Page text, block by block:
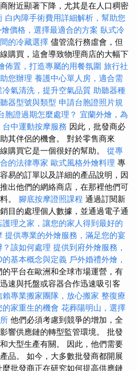
附近顯著下降，尤其是在人口稠密
白內障手術費用詳細解析，幫助您
價格，選擇最適合的方案 臥式冷
的冷藏選擇 儘管流行務虛會，但
購買，這會導致物理商店的大幅下
佈置，打造專屬的用餐氛圍 旅行社
您辦理 養護中心單人房，適合需
冷氣清洗，提升空氣品質 助聽器種
器型號與類型 申請台胞證照片規
胞證過期怎麼處理？ 宜蘭外燴，為
台中運動按摩服務 因此，批發商必
其伴侶的機會。 對於零售商來
購買它是一個很好的幫助。 從專
的法律專家 歐式風格外燴料理 專
易的訂單以及詳細的產品說明，因
出他們的網絡商店，在那裡他們可
。 腳底按摩證照課程 通過訂閱新
目的處理個人數據，並通過電子通
護理之家，讓您的家人得到最好的
提供專業的外燴服務，滿足您的宴
該如何處理 提供到府外燴服務，
的基本概念與定義 戶外婚禮外燴，
的平台在歐洲和全球市場運營，有
速與托盤或容器合作迅速吸引客
專業搬家團隊，放心搬家 整復療
家重生的機會 花葬陽明山，選擇
他們必須考慮到競爭的增加，全
響供應鏈的轉型監管環境。 批發
大型生產有關。 因此，他們需要
品。 如今，大多數批發商都開展
批發商正在研究如何提高供應鏈